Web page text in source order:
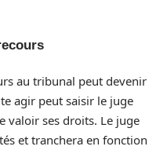
au tribunal peut devenir
agir peut saisir le juge
valoir ses droits. Le juge
et tranchera en fonction